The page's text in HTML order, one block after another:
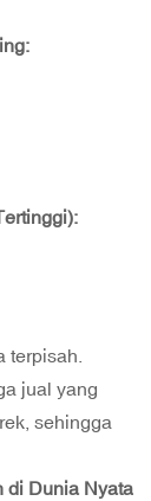
terpisah.
jual yang
sehingga
di Dunia Nyata